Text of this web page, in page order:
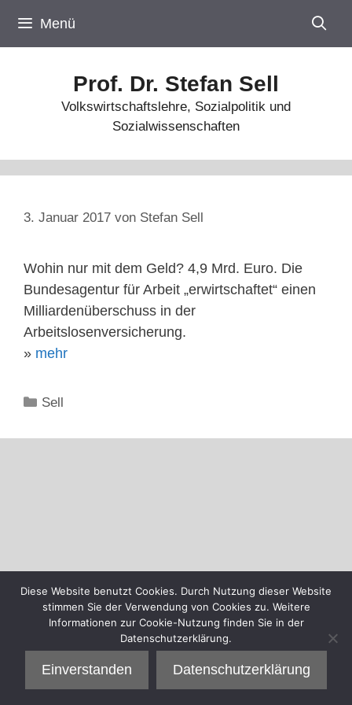
Inhalt
springen
Menü
Prof. Dr. Stefan Sell
Volkswirtschaftslehre, Sozialpolitik und
Sozialwissenschaften
3. Januar 2017 von Stefan Sell
Wohin nur mit dem Geld? 4,9 Mrd. Euro. Die
Bundesagentur für Arbeit „erwirtschaftet“ einen
Milliardenüberschuss in der
Arbeitslosenversicherung.
» mehr
Kategorien
Sell
Diese Website benutzt Cookies. Durch Nutzung dieser Website
stimmen Sie der Verwendung von Cookies zu. Weitere
Informationen zur Cookie-Nutzung finden Sie in der
Datenschutzerklärung.
Einverstanden Datenschutzerklärung